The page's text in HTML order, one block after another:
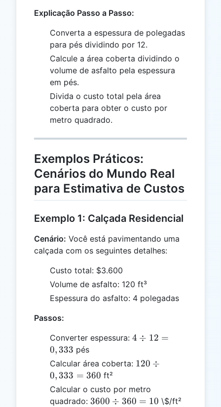
Explicação Passo a Passo:
Converta a espessura de polegadas
para pés dividindo por 12.
Calcule a área coberta dividindo o
volume de asfalto pela espessura
em pés.
Divida o custo total pela área
coberta para obter o custo por
metro quadrado.
Exemplos Práticos:
Cenários do Mundo Real
para Estimativa de Custos
Exemplo 1: Calçada Residencial
Cenário: Você está pavimentando uma
calçada com os seguintes detalhes:
Custo total: $3.600
Volume de asfalto: 120 ft³
Espessura do asfalto: 4 polegadas
Passos:
Converter espessura: 4
12 =
4 ÷ 12 =
0,333 pés
Calcular área coberta: 120
0,333
=
120 ÷
0,333 = 360 ft²
Calcular o custo por metro
quadrado: 3600
3600 ÷ 360 = 10 \$/ft²